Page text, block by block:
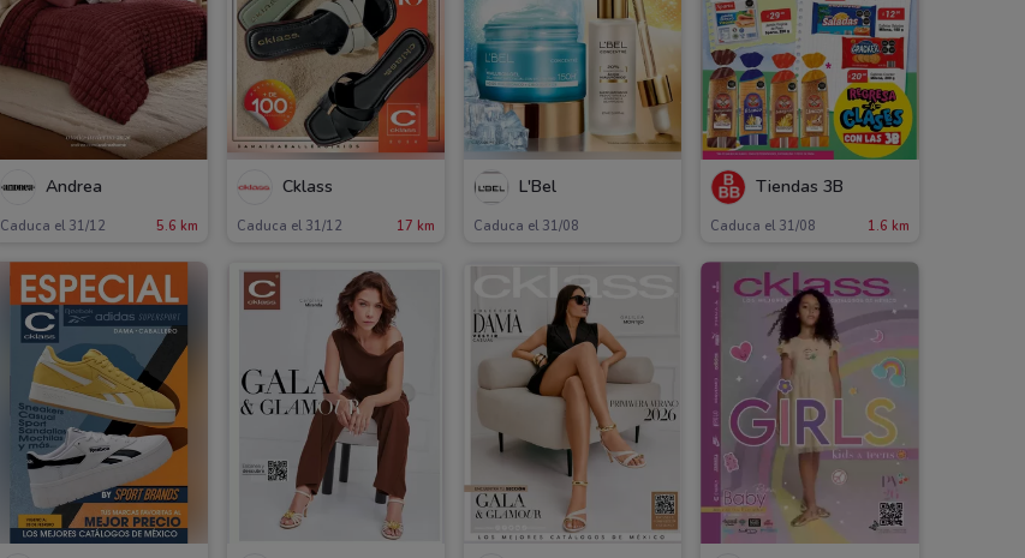
Andrea
Caduca el 31/12 5.6 km
Cklass
Caduca el 31/12 17 km
L'Bel
Caduca el 31/08
Tiendas 3B
Caduca el 31/08 1.6 km